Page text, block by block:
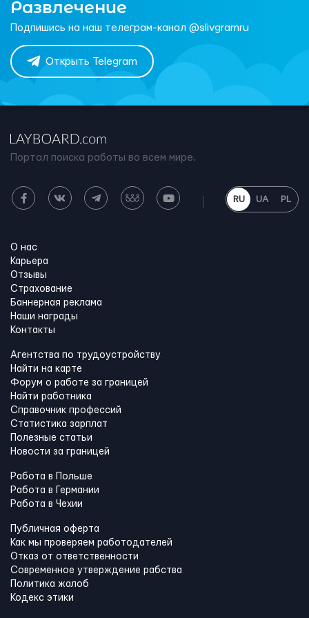
Развлечение
Подпишись на наш телеграм-канал @slivgramru
Открыть Telegram
Портал поиска работы во всем мире.
RU UA PL
О нас
Карьера
Отзывы
Страхование
Баннерная реклама
Наши награды
Контакты
Агентства по трудоустройству
Найти на карте
Форум о работе за границей
Найти работника
Справочник профессий
Статистика зарплат
Полезные статьи
Новости за границей
Работа в Польше
Работа в Германии
Работа в Чехии
Публичная оферта
Как мы проверяем работодателей
Отказ от ответственности
Современное утверждение рабства
Политика жалоб
Кодекс этики